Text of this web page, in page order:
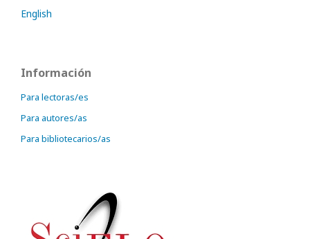
English
Información
Para lectoras/es
Para autores/as
Para bibliotecarios/as